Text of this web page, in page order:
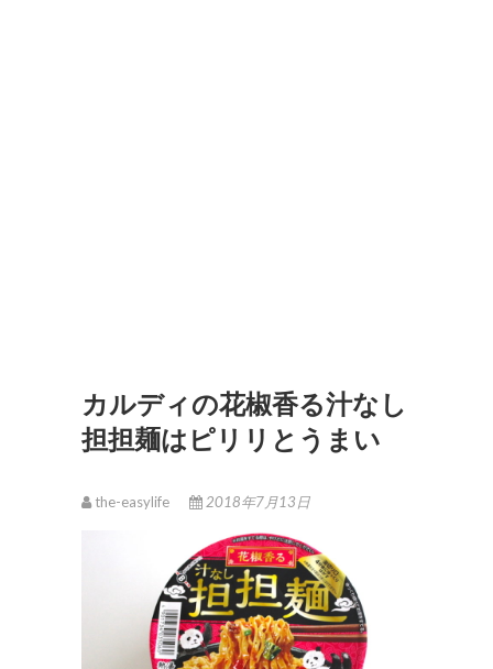
カルディの花椒香る汁なし
担担麺はピリリとうまい
the-easylife 2018年7月13日